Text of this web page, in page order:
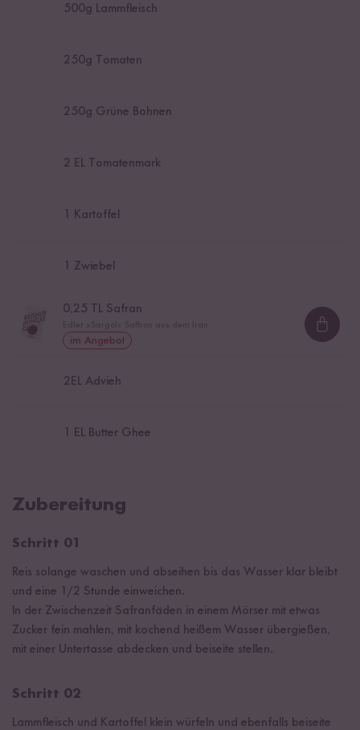
500g Lammfleisch
250g Tomaten
250g Grüne Bohnen
2 EL Tomatenmark
1 Kartoffel
1 Zwiebel
0,25 TL Safran
im Angebot
2EL Advieh
1 EL Butter Ghee
Zubereitung
Schritt 01
Reis solange waschen und abseihen bis das Wasser klar bleibt
und eine 1/2 Stunde einweichen.
In der Zwischenzeit Safranfäden in einem Mörser mit etwas
Zucker fein mahlen, mit kochend heißem Wasser übergießen,
mit einer Untertasse abdecken und beiseite stellen.
Schritt 02
Lammfleisch und Kartoffel klein würfeln und ebenfalls beiseite